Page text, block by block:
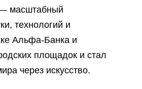
— масштабный
технологий и
Альфа-Банка и
площадок и стал
через искусство.